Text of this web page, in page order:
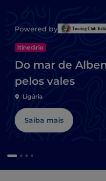
Powered by
Itinerário
Do mar de
pelos vales
Ligúria
Saiba mais